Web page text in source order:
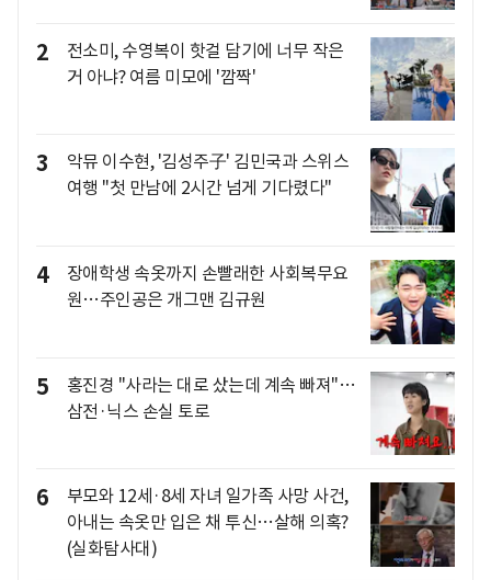
2
전소미, 수영복이 핫걸 담기에 너무 작은
거 아냐? 여름 미모에 '깜짝'
3
악뮤 이수현, '김성주子' 김민국과 스위스
여행 "첫 만남에 2시간 넘게 기다렸다"
4
장애학생 속옷까지 손빨래한 사회복무요
원…주인공은 개그맨 김규원
5
홍진경 "사라는 대로 샀는데 계속 빠져"…
삼전·닉스 손실 토로
6
부모와 12세·8세 자녀 일가족 사망 사건,
아내는 속옷만 입은 채 투신…살해 의혹?
(실화탐사대)